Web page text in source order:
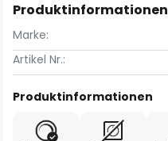
Produktinformationen
Marke:
Artikel Nr.:
Produktinformationen